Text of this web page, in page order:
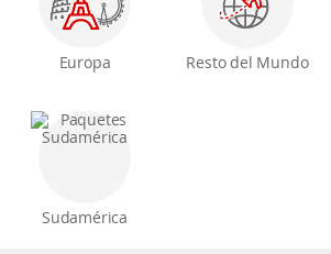
Europa Resto del Mundo
Sudamérica